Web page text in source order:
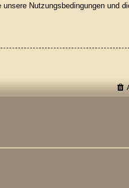
Nutzungsbedingungen und